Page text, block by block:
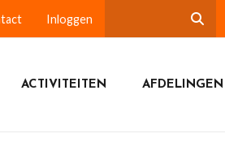
Inloggen
ACTIVITEITEN AFDELINGEN